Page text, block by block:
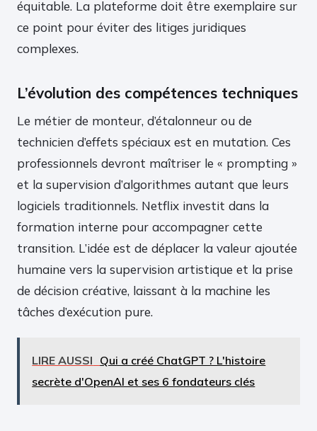
équitable. La plateforme doit être exemplaire sur
ce point pour éviter des litiges juridiques
complexes.
L’évolution des compétences techniques
Le métier de monteur, d’étalonneur ou de
technicien d’effets spéciaux est en mutation. Ces
professionnels devront maîtriser le « prompting »
et la supervision d’algorithmes autant que leurs
logiciels traditionnels. Netflix investit dans la
formation interne pour accompagner cette
transition. L’idée est de déplacer la valeur ajoutée
humaine vers la supervision artistique et la prise
de décision créative, laissant à la machine les
tâches d’exécution pure.
LIRE AUSSI Qui a créé ChatGPT ? L'histoire
secrète d'OpenAI et ses 6 fondateurs clés